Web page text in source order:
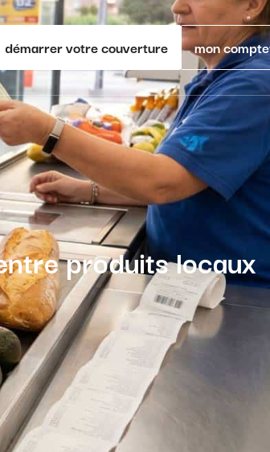
démarrer votre couverture mon compte
produits locaux